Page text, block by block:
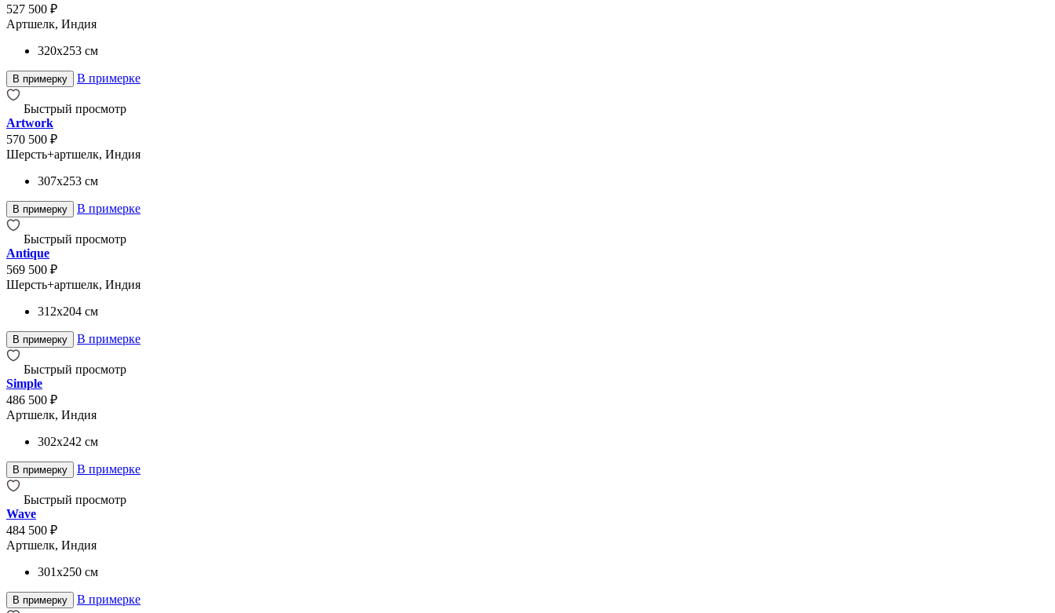
527 500 ₽
Артшелк, Индия
320x253 см
В примерку В примерке
Быстрый просмотр
Artwork
570 500 ₽
Шерсть+артшелк, Индия
307x253 см
В примерку В примерке
Быстрый просмотр
Antique
569 500 ₽
Шерсть+артшелк, Индия
312x204 см
В примерку В примерке
Быстрый просмотр
Simple
486 500 ₽
Артшелк, Индия
302x242 см
В примерку В примерке
Быстрый просмотр
Wave
484 500 ₽
Артшелк, Индия
301x250 см
В примерку В примерке